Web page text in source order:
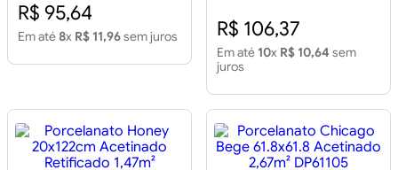
R$ 95,64
Em até8x R$ 11,96sem juros R$ 106,37
Em até 10x R$ 10,64 sem
juros